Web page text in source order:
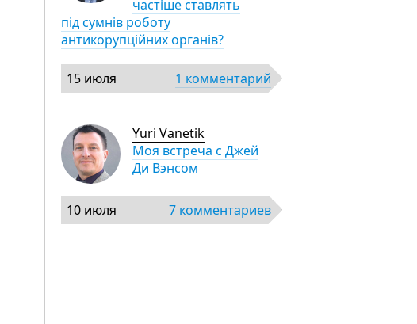
частіше ставлять
під сумнів роботу
антикорупційних органів?
15 июля 1 комментарий
Yuri Vanetik
Моя встреча с Джей
Ди Вэнсом
10 июля 7 комментариев